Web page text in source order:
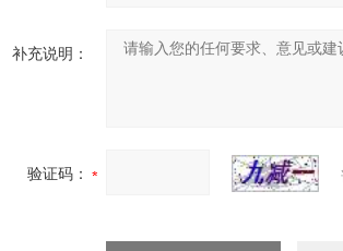
补充说明：
验证码：